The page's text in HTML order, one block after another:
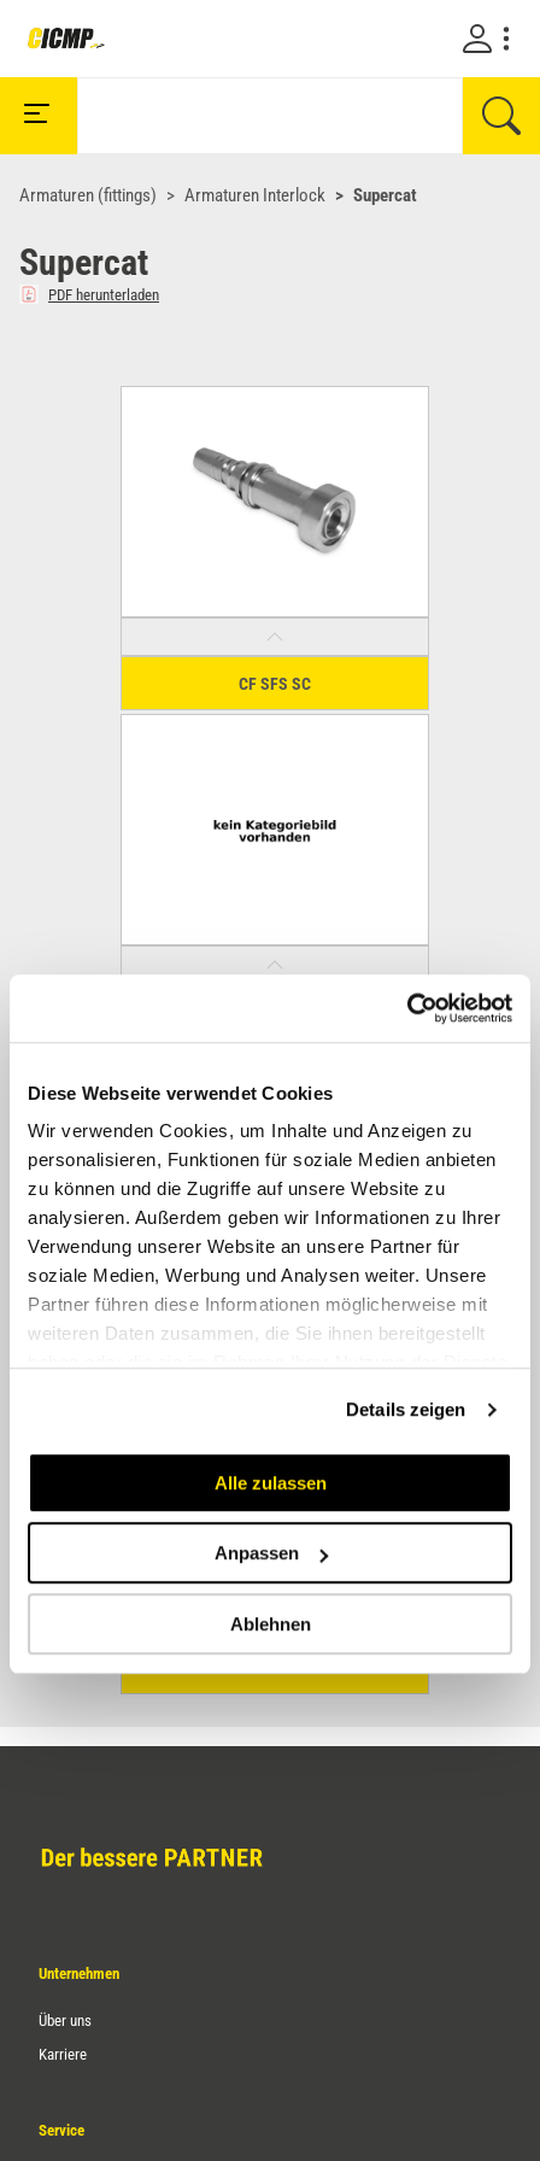
Diese Webseite verwendet Cookies
Wir verwenden Cookies, um Inhalte und Anzeigen zu
personalisieren, Funktionen für soziale Medien anbieten
zu können und die Zugriffe auf unsere Website zu
analysieren. Außerdem geben wir Informationen zu Ihrer
Verwendung unserer Website an unsere Partner für
soziale Medien, Werbung und Analysen weiter. Unsere
Partner führen diese Informationen möglicherweise mit
weiteren Daten zusammen, die Sie ihnen bereitgestellt
Details zeigen
Alle zulassen
Anpassen
Ablehnen
Armaturen (fittings) Armaturen Interlock Supercat
Supercat
PDF herunterladen
CF SFS SC
CF SFS 45SC
Unternehmen
Über uns
Karriere
Service